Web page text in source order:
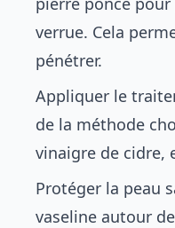
verrue. Cela
pénétrer.
Appliquer le
de la méthode
vinaigre de cidre,
Protéger la peau
vaseline autour